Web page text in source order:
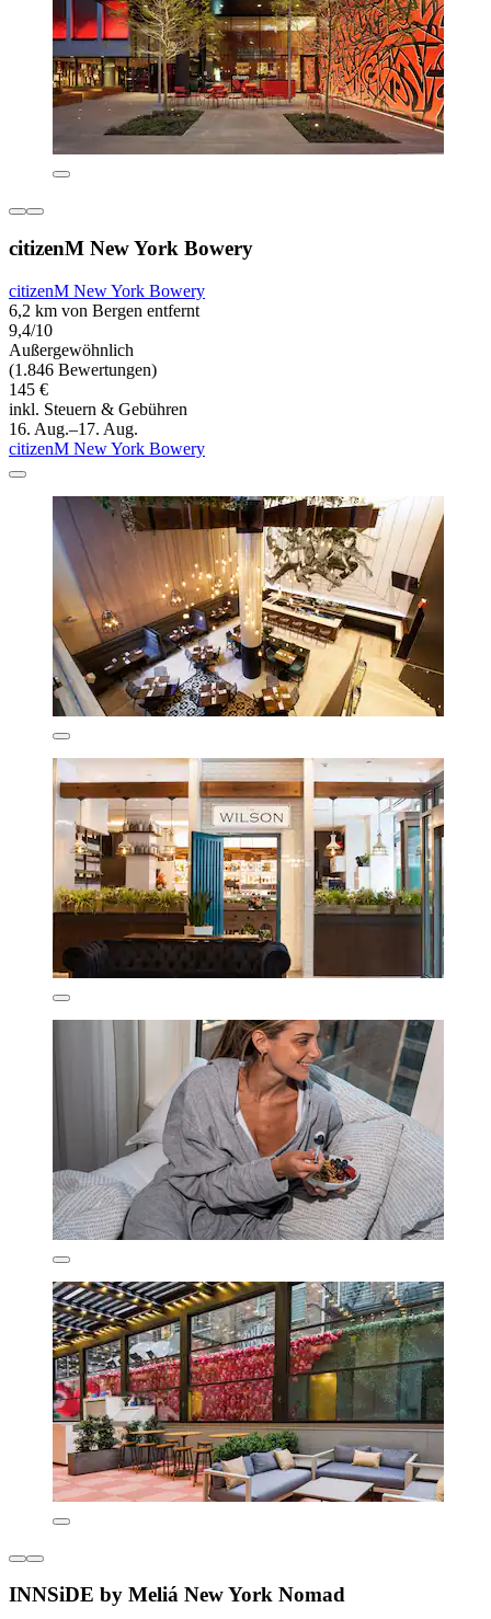
citizenM New York Bowery
citizenM New York Bowery
6,2 km von Bergen entfernt
9,4/10
Außergewöhnlich
(1.846 Bewertungen)
145 €
inkl. Steuern & Gebühren
16. Aug.–17. Aug.
citizenM New York Bowery
INNSiDE by Meliá New York Nomad